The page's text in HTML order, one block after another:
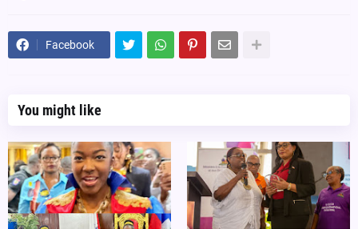
Facebook
You might like